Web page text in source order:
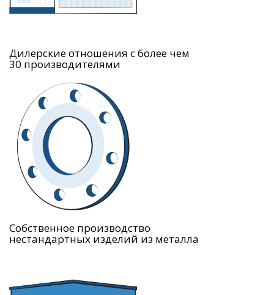
Дилерские отношения с более чем
30 производителями
Собственное производство
нестандартных изделий из металла